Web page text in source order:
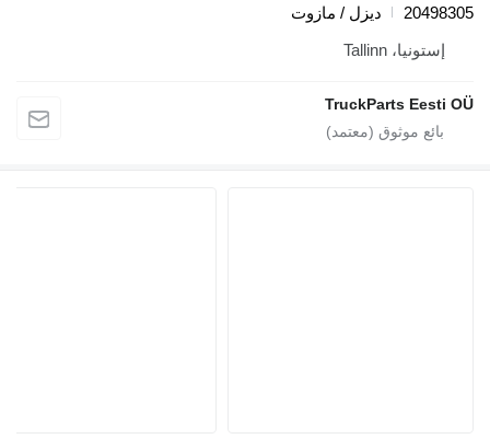
ديزل / مازوت
إستونيا، Tallinn
TruckParts Eesti